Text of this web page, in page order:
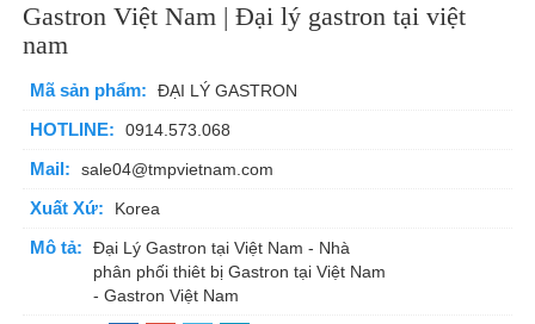
Gastron Việt Nam | Đại lý gastron tại việt
nam
Mã sản phẩm: ĐẠI LÝ GASTRON
HOTLINE: 0914.573.068
Mail: sale04@tmpvietnam.com
Xuất Xứ: Korea
Mô tả:
Đại Lý Gastron tại Việt Nam - Nhà
phân phối thiêt bị Gastron tại Việt Nam
- Gastron Việt Nam